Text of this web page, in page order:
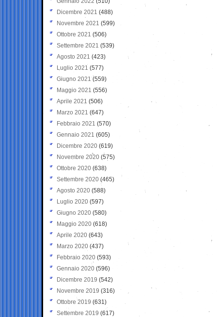
Dicembre 2021 (488)
Novembre 2021 (599)
Ottobre 2021 (506)
Settembre 2021 (539)
Agosto 2021 (423)
Luglio 2021 (577)
Giugno 2021(559)
Maggio 2021 (556)
Aprile 2021 (506)
Marzo 2021 (647)
Febbraio 2021 (570)
Gennaio 2021 (605)
Dicembre 2020 (619)
Novembre 2020 (575)
Ottobre 2020 (638)
Settembre 2020(465)
Agosto 2020 (588)
Luglio 2020 (597)
Giugno 2020 (580)
Maggio 2020 (618)
Aprile 2020 (643)
Marzo 2020 (437)
Febbraio 2020 (593)
Gennaio 2020 (596)
Dicembre 2019 (542)
Novembre 2019 (316)
Ottobre 2019 (631)
Settembre 2019 (617)